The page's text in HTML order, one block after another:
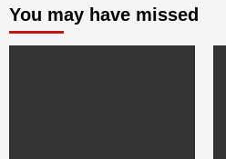
You may have missed